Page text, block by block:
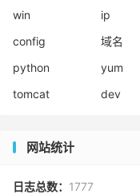
win ip
config
域名
python
yum
tomcat
dev
网站统计
日志总数： 1777